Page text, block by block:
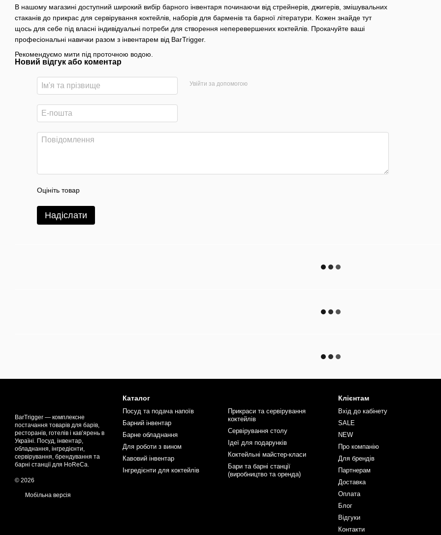
В нашому магазині доступний широкий вибір барного інвентаря починаючи від стрейнерів, джигерів, змішувальних
стаканів до прикрас для сервірування коктейлів, наборів для барменів та барної літератури. Кожен знайде тут
щось для себе під власні індивідуальні потреби для створення неперевершених коктейлів. Прокачуйте ваші
професіональні навички разом з інвентарем від BarTrigger.
Рекомендуємо мити під проточною водою.
Новий відгук або коментар
Увійти за допомогою
Оцініть товар
Надіслати
BarTrigger — комплексне
постачання товарів для барів,
ресторанів, готелів і кав’ярень в
Україні. Посуд, інвентар,
обладнання, інгредієнти,
сервірування, брендування та
барні станції для HoReCa.
© 2026
Мобільна версія
Каталог
Посуд та подача напоїв
Барний інвентар
Барне обладнання
Для роботи з вином
Кавовий інвентар
Інгредієнти для коктейлів
Прикраси та сервірування
коктейлів
Сервірування столу
Ідеї для подарунків
Коктейльні майстер-класи
Бари та барні станції
(виробництво та оренда)
Клієнтам
Вхід до кабінету
SALE
NEW
Про компанію
Для брендів
Партнерам
Доставка
Оплата
Блог
Відгуки
Контакти